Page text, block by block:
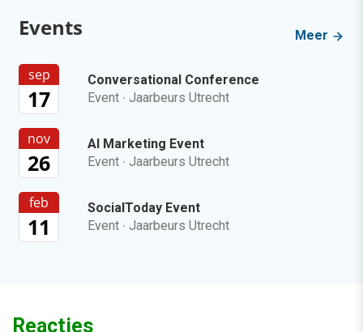
Events Meer
sep
17
Conversational Conference
Event · Jaarbeurs Utrecht
nov
26
AI Marketing Event
Event · Jaarbeurs Utrecht
feb
11
SocialToday Event
Event · Jaarbeurs Utrecht
Reacties